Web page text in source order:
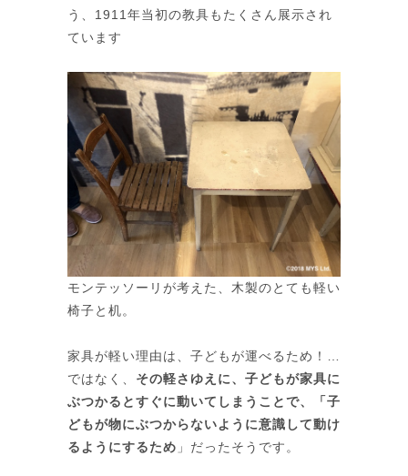
う、1911年当初の教具もたくさん展示され
ています
モンテッソーリが考えた、木製のとても軽い
椅子と机。
家具が軽い理由は、子どもが運べるため！…
ではなく、 その軽さゆえに、子どもが家具に
ぶつかるとすぐに動いてしまうことで、
「子
どもが物にぶつからないように意識して動け
るようにするため 」だったそうです。